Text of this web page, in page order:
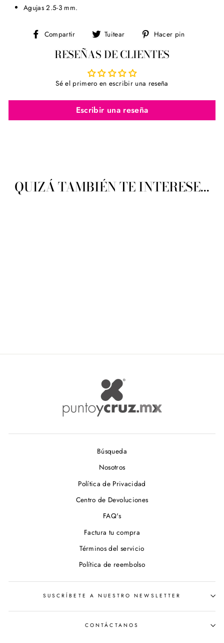
Agujas 2.5-3 mm.
Compartir
Compartir
Facebook
Tuitear
Tuitear
Twitter
Hacer pin
RESEÑAS DE CLIENTES
Sé el primero en escribir una reseña
Escribir una reseña
QUIZÁ TAMBIÉN TE INTERESE...
Búsqueda
Nosotros
Política de Privacidad
Centro de Devoluciones
FAQ's
Factura tu compra
Términos del servicio
Política de reembolso
SUSCRÍBETE A NUESTRO NEWSLETTER
CONTÁCTANOS